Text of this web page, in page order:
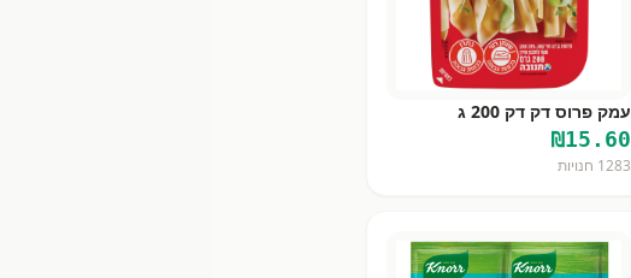
עמק פרוס דק דק 200 ג
₪15.60
1283 חנויות